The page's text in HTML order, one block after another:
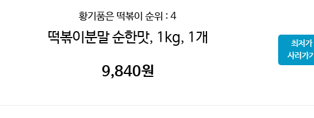
황기품은 떡볶이 순위 : 4
떡볶이분말 순한맛, 1kg, 1개
9,840원
최저가
사러가기